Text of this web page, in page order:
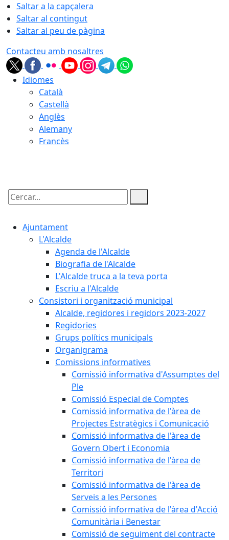
Saltar a la capçalera
Saltar al contingut
Saltar al peu de pàgina
Contacteu amb nosaltres
Idiomes
Català
Castellà
Anglès
Alemany
Francès
Cercar:
Ajuntament
L'Alcalde
Agenda de l'Alcalde
Biografia de l'Alcalde
L'Alcalde truca a la teva porta
Escriu a l'Alcalde
Consistori i organització municipal
Alcalde, regidores i regidors 2023-2027
Regidories
Grups polítics municipals
Organigrama
Comissions informatives
Comissió informativa d'Assumptes del
Ple
Comissió Especial de Comptes
Comissió informativa de l'àrea de
Projectes Estratègics i Comunicació
Comissió informativa de l'àrea de
Govern Obert i Economia
Comissió informativa de l'àrea de
Territori
Comissió informativa de l'àrea de
Serveis a les Persones
Comissió informativa de l'àrea d'Acció
Comunitària i Benestar
Comissió de seguiment del contracte